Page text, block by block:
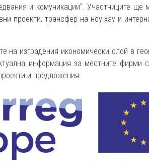
и комуникации“. Участниците ще
проекти, трансфер на ноу-хау и
на изградения икономически слой в
информация за местните фирми
и предложения.